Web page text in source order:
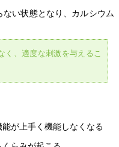
い状態となり、カルシウム
く、適度な刺激を与えるこ
が上手く機能しなくなる